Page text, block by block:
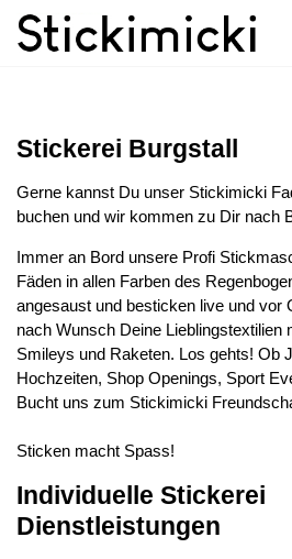
Stickerei Burgstall
Gerne kannst Du unser Stickimicki
buchen und wir kommen zu Dir nach
Immer an Bord unsere Profi
Fäden in allen Farben des
angesaust und besticken live und vor
nach Wunsch Deine Lieblingstextilien
Smileys und Raketen. Los gehts! Ob
Hochzeiten, Shop Openings, Sport
Bucht uns zum Stickimicki
Sticken macht Spass!
Individuelle Stickerei
Dienstleistungen